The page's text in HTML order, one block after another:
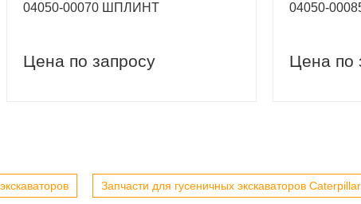
первый заказ
04050-00070 ШПЛИНТ
Цена по запросу
04050-
Цена по
Запчасти для гусеничных экскаваторов